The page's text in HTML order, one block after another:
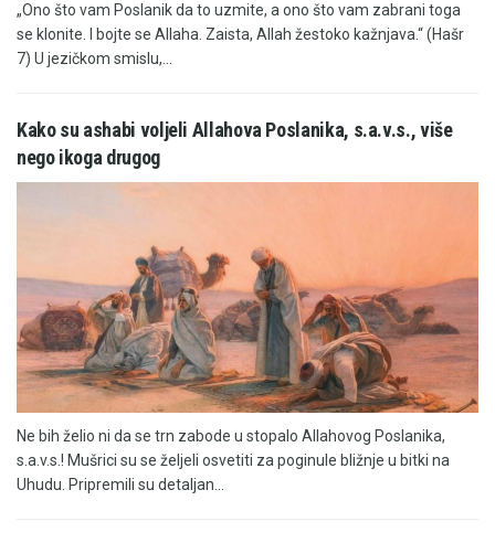
„Ono što vam Poslanik da to uzmite, a ono što vam zabrani toga
se klonite. I bojte se Allaha. Zaista, Allah žestoko kažnjava.“ (Hašr
7) U jezičkom smislu,...
Kako su ashabi voljeli Allahova Poslanika, s.a.v.s., više
nego ikoga drugog
Ne bih želio ni da se trn zabode u stopalo Allahovog Poslanika,
s.a.v.s.! Mušrici su se željeli osvetiti za poginule bližnje u bitki na
Uhudu. Pripremili su detaljan...